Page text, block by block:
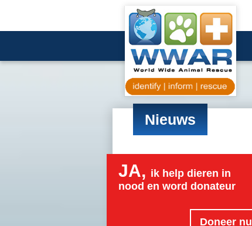
Nieuws
JA, ik help dieren in
nood en word donateur
Doneer nu